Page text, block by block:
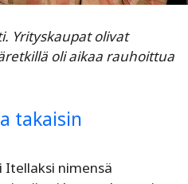
Yrityskaupat olivat
oli aikaa rauhoittua
takaisin
Itellaksi nimensä